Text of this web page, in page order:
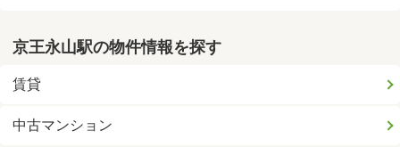
京王永山駅の物件情報を探す
賃貸
中古マンション